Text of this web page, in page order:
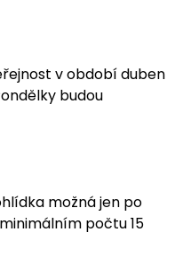
v období duben
budou
možná jen po
počtu 15